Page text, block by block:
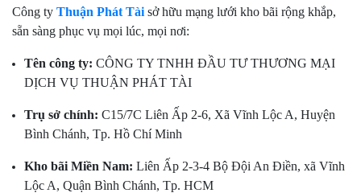
Công ty Thuận Phát Tài sở hữu mạng lưới kho bãi rộng khắp,
sẵn sàng phục vụ mọi lúc, mọi nơi:
Tên công ty: CÔNG TY TNHH ĐẦU TƯ THƯƠNG MẠI
DỊCH VỤ THUẬN PHÁT TÀI
Trụ sở chính: C15/7C Liên Ấp 2-6, Xã Vĩnh Lộc A, Huyện
Bình Chánh, Tp. Hồ Chí Minh
Kho bãi Miền Nam: Liên Ấp 2-3-4 Bộ Đội An Điền, xã Vĩnh
Lộc A, Quận Bình Chánh, Tp. HCM